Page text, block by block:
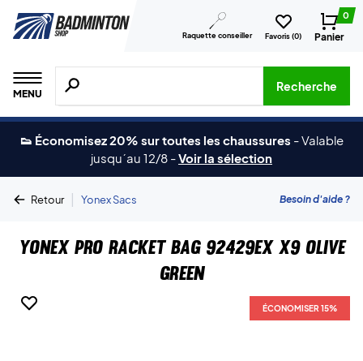
Raquette conseiller Favoris (0)
0
Panier
MENU
Recherche de produits, de marques, etc.
Recherche
👟 Économisez 20% sur toutes les chaussures -Valable
jusqu´au 12/8 -Voir la sélection
Retour | Yonex Sacs Besoin d'aide ?
Yonex Pro Racket Bag 92429EX X9 Olive
Green
ÉCONOMISER 15%